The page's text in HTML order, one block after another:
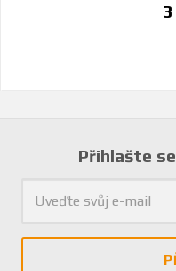
Přihlašte